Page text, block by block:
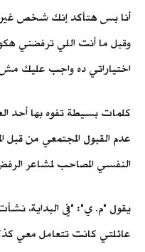
أنا بس هتأكد إنك شخص غير
وقبل ما أنت اللي ترفضني
اختياراتي ده واجب عليك
كلمات بسيطة تفوه بها أحد
عدم القبول المجتمعي من قبل
النفسي المصاحب لمشاعر
يقول "م. ي": "في البداية،
عائلتي كانت تتعامل معي